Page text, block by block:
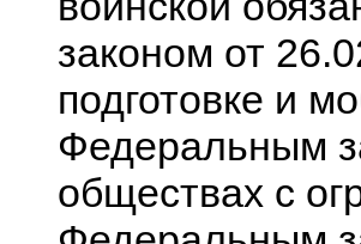
законом от
подготовке и
Федеральным
обществах с